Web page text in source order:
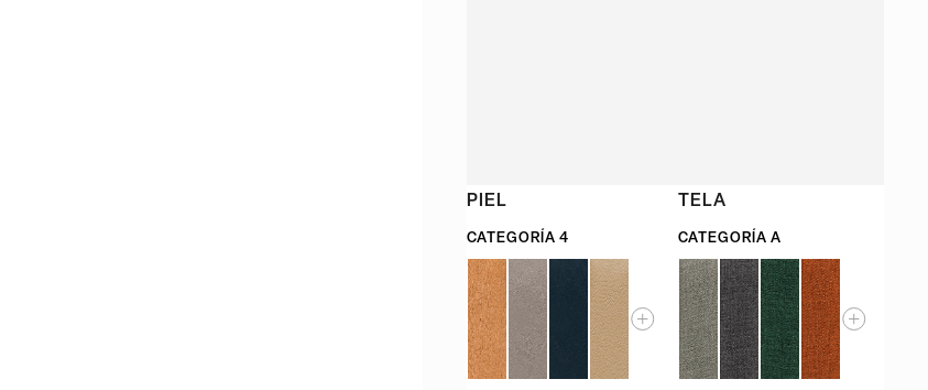
PIEL
CATEGORÍA 4
TELA
CATEGORÍA A